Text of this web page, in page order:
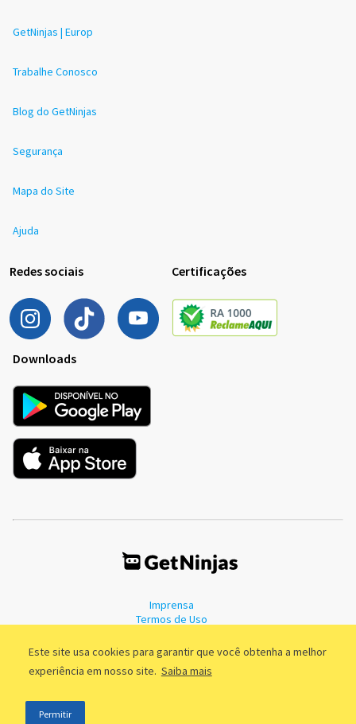
Este site usa cookies para garantir que você obtenha a melhor
experiência em nosso site. Saiba mais
Permitir
GetNinjas | Europ
Trabalhe Conosco
Blog do GetNinjas
Segurança
Mapa do Site
Ajuda
Redes sociais Certificações
Downloads
Imprensa
Termos de Uso
©2011 - 2026, GetNinjas LTDA. CNPJ 55.744.877/0001-89 - Rua Dr.
Fernandes Coelho, 85 - 3º andar - São Paulo/SP - Brasil